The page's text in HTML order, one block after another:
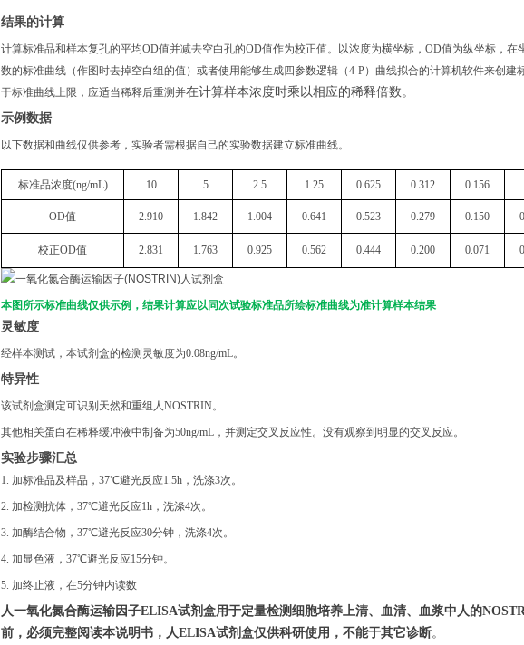
结果的计算
计算标准品和样本复孔的平均OD值并减去空白孔的OD值作为校正值。以浓度为横坐标，OD值为纵坐标，在
数的标准曲线（作图时去掉空白组的值）或者使用能够生成四参数逻辑（4-P）曲线拟合的计算机软件来创建
于标准曲线上限，应适当稀释后重测并在计算样本浓度时乘以相应的稀释倍数。
示例数据
以下数据和曲线仅供参考，实验者需根据自己的实验数据建立标准曲线。
标准品浓度(ng/mL) 10 5 2.5 1.25 0.625 0.312 0.156
OD值 2.910 1.842 1.004 0.641 0.523 0.279 0.150
校正OD值 2.831 1.763 0.925 0.562 0.444 0.200 0.071
本图所示标准曲线仅供示例，结果计算应以同次试验标准品所绘标准曲线为准计算样本结果
灵敏度
经样本测试，本试剂盒的检测灵敏度为0.08ng/mL。
特异性
该试剂盒测定可识别天然和重组人NOSTRIN。
其他相关蛋白在稀释缓冲液中制备为50ng/mL，并测定交叉反应性。没有观察到明显的交叉反应。
实验步骤汇总
1. 加标准品及样品，37℃避光反应1.5h，洗涤3次。
2. 加检测抗体， 37℃避光反应1h，洗涤4次。
3. 加酶结合物， 37℃避光反应30分钟，洗涤4次。
4. 加显色液，37℃避光反应15分钟。
5. 加终止液，在5分钟内读数
人一氧化氮合酶运输因子ELISA试剂盒用于定量检测细胞培养上清、血清、血浆中人的
前，必须完整阅读本说明书 ，人ELISA试剂盒仅供科研使用，不能于其它诊断。